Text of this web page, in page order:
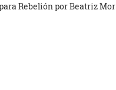
Rebelión por Beatriz